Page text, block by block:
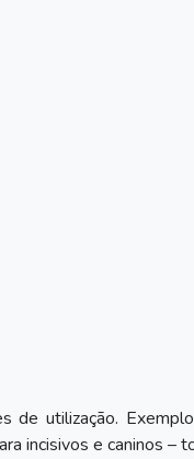
utilização.
incisivos e caninos –